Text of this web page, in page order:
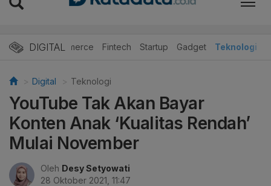
DIGITAL
E-Commerce Fintech Startup Gadget Teknologi
Digital Teknologi
YouTube Tak Akan Bayar
Konten Anak ‘Kualitas Rendah’
Mulai November
Oleh Desy Setyowati
28 Oktober 2021, 11:47